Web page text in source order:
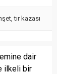
,tır kazası
dair
ilkeli bir